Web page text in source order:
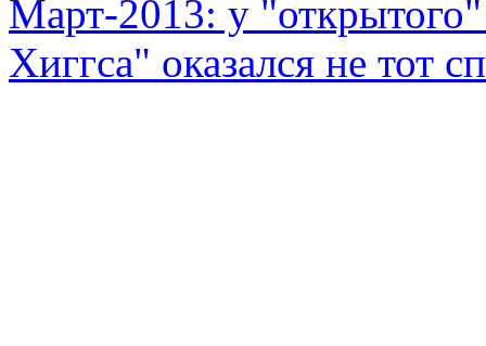
Март-2013: у
Хиггса" оказался не тот